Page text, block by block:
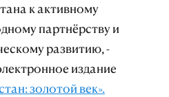
к активному
партнёрству и
развитию, -
издание
золотой век».